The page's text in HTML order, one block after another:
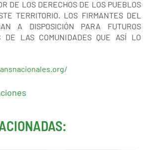
DE LOS DERECHOS DE LOS PUEBLOS
TERRITORIO. LOS FIRMANTES DEL
A DISPOSICIÓN PARA FUTUROS
DE LAS COMUNIDADES QUE ASÍ LO